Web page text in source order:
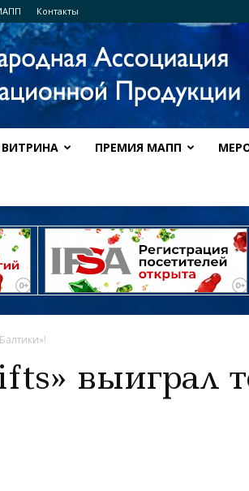
Контакты
ВИТРИНА ПРЕМИЯ МАПП
выиграл